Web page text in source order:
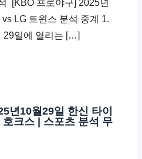
[KBO 프로야구] 2025년
LG 트윈스 분석 중계 1.
29일에 열리는 […]
년10월29일 한신 타이
크스 | 스포츠 분석 무